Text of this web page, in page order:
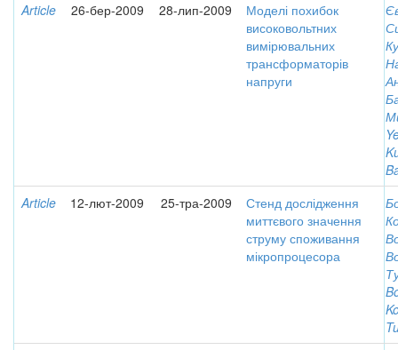
Article
26-бер-2009 28-лип-2009
Моделі похибок
високовольтних
вимірювальних
трансформаторів
напруги
Article
12-лют-2009 25-тра-2009
Стенд дослідження
миттєвого значення
струму споживання
мікропроцесора